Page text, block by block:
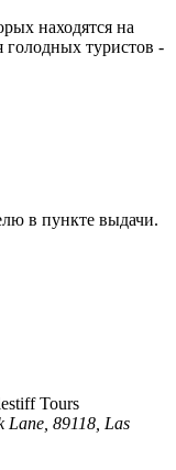
находятся на
голодных туристов -
в пункте выдачи.
Tours
Lane, 89118, Las